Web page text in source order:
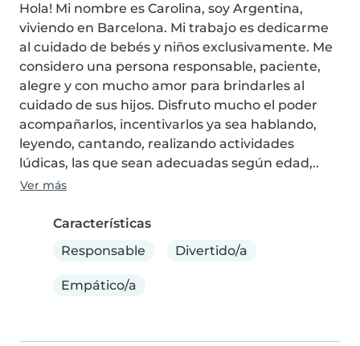
Hola! Mi nombre es Carolina, soy Argentina,
viviendo en Barcelona. Mi trabajo es dedicarme
al cuidado de bebés y niños exclusivamente. Me
considero una persona responsable, paciente,
alegre y con mucho amor para brindarles al
cuidado de sus hijos. Disfruto mucho el poder
acompañarlos, incentivarlos ya sea hablando,
leyendo, cantando, realizando actividades
lúdicas, las que sean adecuadas según edad,..
Ver más
Características
Responsable
Divertido/a
Empático/a